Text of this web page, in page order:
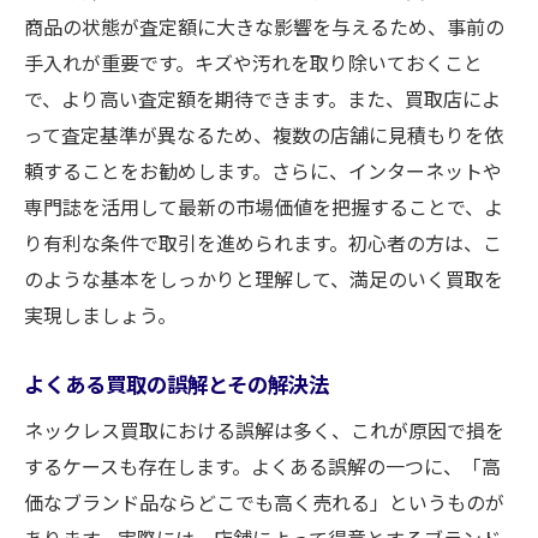
詐欺業者を避けるポイント
買取業者とのコミュニケーションの重要性
買取前に知っておきたい査定の透明性のポイン
ト
査定プロセスの理解が重要な理由
透明性のある査定を見極める方法
査定員に確認すべき質問
査定基準を理解するためのヒント
納得のいく査定を受けるための準備
成功するネックレス買取の秘訣と実践方法
成功体験から学ぶ買取のコツ
実践的な買取交渉術
商品の状態が査定額に大きな影響を与えるため、事前の
手入れが重要です。キズや汚れを取り除いておくこと
で、より高い査定額を期待できます。また、買取店によ
って査定基準が異なるため、複数の店舗に見積もりを依
頼することをお勧めします。さらに、インターネットや
専門誌を活用して最新の市場価値を把握することで、よ
り有利な条件で取引を進められます。初心者の方は、こ
のような基本をしっかりと理解して、満足のいく買取を
実現しましょう。
よくある買取の誤解とその解決法
ネックレス買取における誤解は多く、これが原因で損を
するケースも存在します。よくある誤解の一つに、「高
価なブランド品ならどこでも高く売れる」というものが